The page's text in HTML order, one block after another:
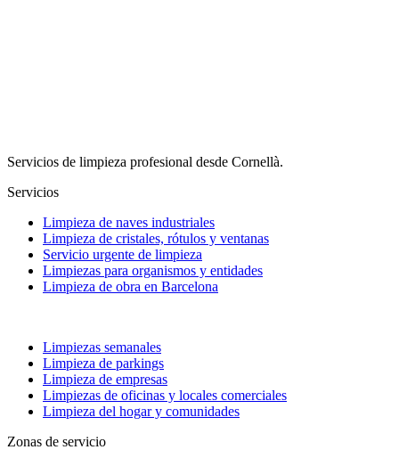
Servicios de limpieza profesional desde Cornellà.
Servicios
Limpieza de naves industriales
Limpieza de cristales, rótulos y ventanas
Servicio urgente de limpieza
Limpiezas para organismos y entidades
Limpieza de obra en Barcelona
Limpiezas semanales
Limpieza de parkings
Limpieza de empresas
Limpiezas de oficinas y locales comerciales
Limpieza del hogar y comunidades
Zonas de servicio